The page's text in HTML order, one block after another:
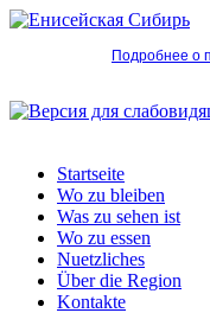
Подробнее о
Startseite
Wo zu bleiben
Was zu sehen ist
Wo zu essen
Nuetzliches
Über die Region
Kontakte